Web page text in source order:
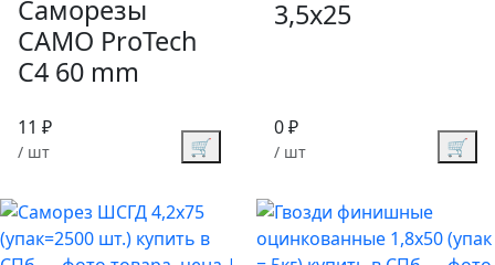
Саморезы
CAMO ProTech
C4 60 mm
11 ₽
/ шт 🛒
3,5х25
0 ₽
/ шт 🛒